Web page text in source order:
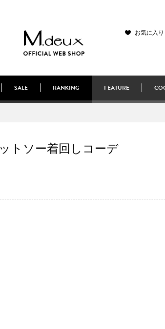
お気に入り
SALE RANKING FEATURE
トソー着回しコーデ